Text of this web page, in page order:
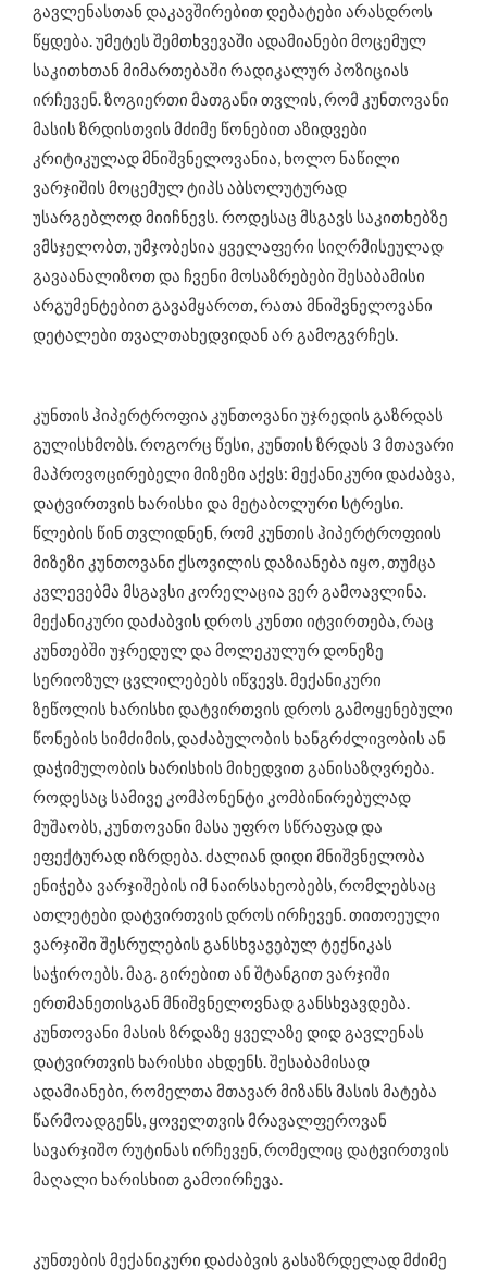
გავლენასთან დაკავშირებით დებატები არასდროს
წყდება. უმეტეს შემთხვევაში ადამიანები მოცემულ
საკითხთან მიმართებაში რადიკალურ პოზიციას
ირჩევენ. ზოგიერთი მათგანი თვლის, რომ კუნთოვანი
მასის ზრდისთვის მძიმე წონებით აზიდვები
კრიტიკულად მნიშვნელოვანია, ხოლო ნაწილი
ვარჯიშის მოცემულ ტიპს აბსოლუტურად
უსარგებლოდ მიიჩნევს. როდესაც მსგავს საკითხებზე
ვმსჯელობთ, უმჯობესია ყველაფერი სიღრმისეულად
გავაანალიზოთ და ჩვენი მოსაზრებები შესაბამისი
არგუმენტებით გავამყაროთ, რათა მნიშვნელოვანი
დეტალები თვალთახედვიდან არ გამოგვრჩეს.
კუნთის ჰიპერტროფია კუნთოვანი უჯრედის გაზრდას
გულისხმობს. როგორც წესი, კუნთის ზრდას 3 მთავარი
მაპროვოცირებელი მიზეზი აქვს: მექანიკური დაძაბვა,
დატვირთვის ხარისხი და მეტაბოლური სტრესი.
წლების წინ თვლიდნენ, რომ კუნთის ჰიპერტროფიის
მიზეზი კუნთოვანი ქსოვილის დაზიანება იყო, თუმცა
კვლევებმა მსგავსი კორელაცია ვერ გამოავლინა.
მექანიკური დაძაბვის დროს კუნთი იტვირთება, რაც
კუნთებში უჯრედულ და მოლეკულურ დონეზე
სერიოზულ ცვლილებებს იწვევს. მექანიკური
ზეწოლის ხარისხი დატვირთვის დროს გამოყენებული
წონების სიმძიმის, დაძაბულობის ხანგრძლივობის ან
დაჭიმულობის ხარისხის მიხედვით განისაზღვრება.
როდესაც სამივე კომპონენტი კომბინირებულად
მუშაობს, კუნთოვანი მასა უფრო სწრაფად და
ეფექტურად იზრდება. ძალიან დიდი მნიშვნელობა
ენიჭება ვარჯიშების იმ ნაირსახეობებს, რომლებსაც
ათლეტები დატვირთვის დროს ირჩევენ. თითოეული
ვარჯიში შესრულების განსხვავებულ ტექნიკას
საჭიროებს. მაგ. გირებით ან შტანგით ვარჯიში
ერთმანეთისგან მნიშვნელოვნად განსხვავდება.
კუნთოვანი მასის ზრდაზე ყველაზე დიდ გავლენას
დატვირთვის ხარისხი ახდენს. შესაბამისად
ადამიანები, რომელთა მთავარ მიზანს მასის მატება
წარმოადგენს, ყოველთვის მრავალფეროვან
სავარჯიშო რუტინას ირჩევენ, რომელიც დატვირთვის
მაღალი ხარისხით გამოირჩევა.
კუნთების მექანიკური დაძაბვის გასაზრდელად მძიმე